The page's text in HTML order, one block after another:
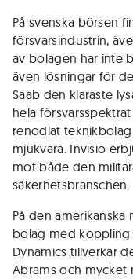
På svenska börsen
försvarsindustrin,
av bolagen har inte
även lösningar för
Saab den klaraste
hela
renodlat
mjukvara. Invisio
mot både den
säkerhetsbranschen.
På den
bolag med koppling
Dynamics tillverkar
Abrams och mycket